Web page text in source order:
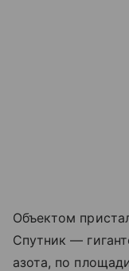
Объектом
Спутник —
азота, по